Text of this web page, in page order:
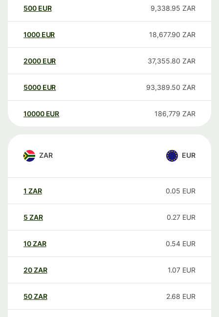
500 EUR 9,338.95 ZAR
1000 EUR 18,677.90 ZAR
2000 EUR 37,355.80 ZAR
5000 EUR 93,389.50 ZAR
10000 EUR 186,779 ZAR
ZAR EUR
1 ZAR 0.05 EUR
5 ZAR 0.27 EUR
10ZAR 0.54 EUR
20ZAR 1.07 EUR
50ZAR 2.68 EUR